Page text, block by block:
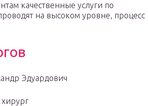
качественные услуги по
на высоком уровне, процесс
Эдуардович